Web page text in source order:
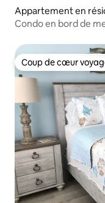
Appartement en
Condo en bord de
Coup de cœur
Coup de cœur